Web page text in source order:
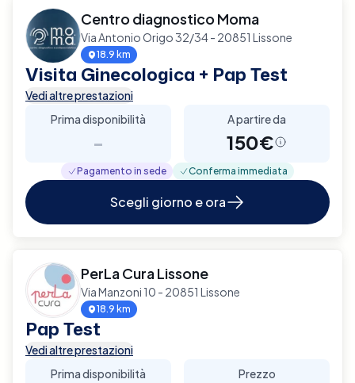
Centro diagnostico Moma
Via Antonio Origo 32/34 - 20851 Lissone
18.9 km
Visita Ginecologica + Pap Test
Vedi altre prestazioni
Prima disponibilità
-
A partire da
150€
Pagamento in sede Conferma immediata
Scegli giorno e ora
PerLa Cura Lissone
Via Manzoni 10 - 20851 Lissone
18.9 km
Pap Test
Vedi altre prestazioni
Prima disponibilità
Prezzo